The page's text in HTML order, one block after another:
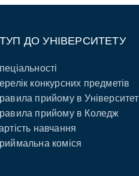
ДО УНІВЕРСИТЕТУ
конкурсних предметів
прийому в Університет
прийому в Коледж
навчання
коміся